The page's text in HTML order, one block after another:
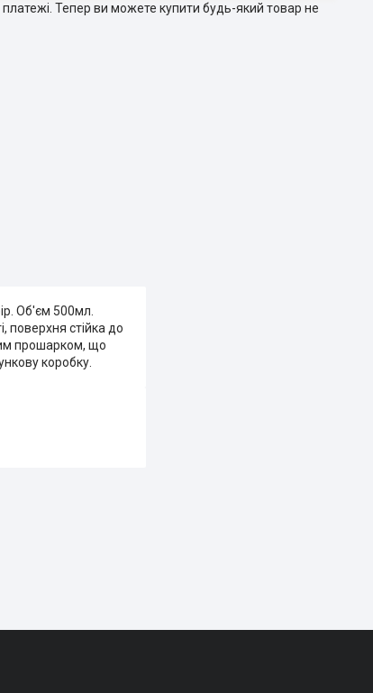
платежі. Тепер ви можете купити будь-який товар не
Об'єм 500мл.
поверхня стійка до
прошарком, що
коробку.